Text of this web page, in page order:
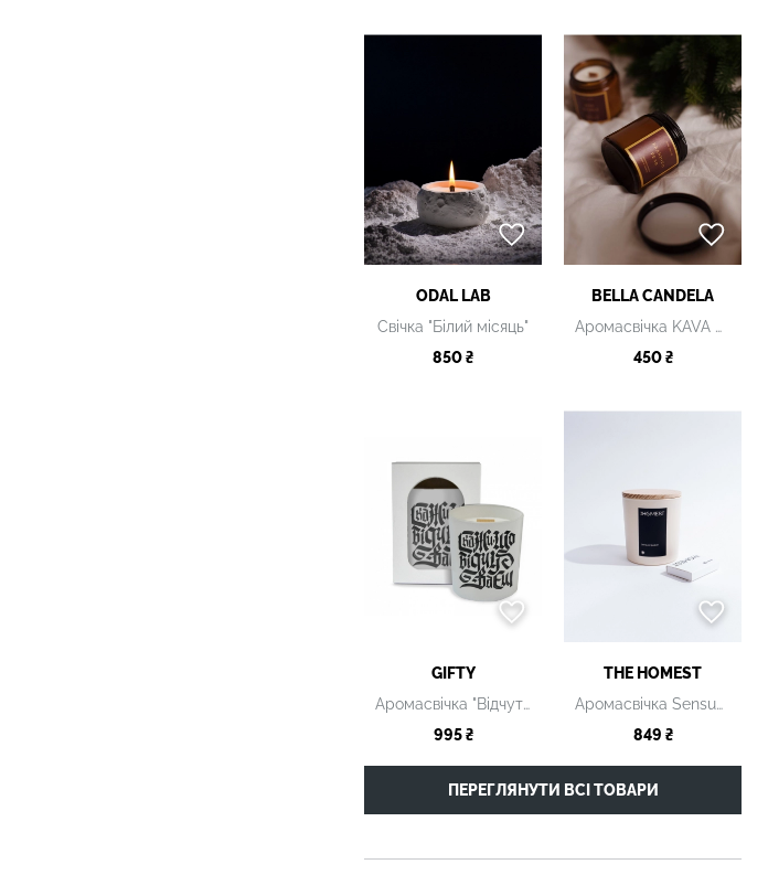
ODAL LAB
Свічка "Білий місяць"
850 ₴
BELLA CANDELA
Аромасвічка KAVA PID KASHTANAMY
450 ₴
GIFTY
Аромасвічка "Відчуття"
995 ₴
THE HOMEST
Аромасвічка Sensual peach
849 ₴
ПЕРЕГЛЯНУТИ ВСІ ТОВАРИ